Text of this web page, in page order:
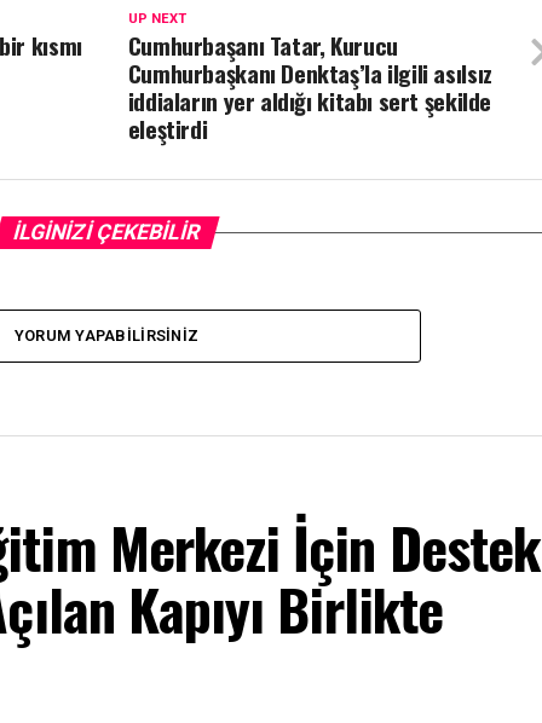
UP NEXT
Cumhurbaşanı Tatar, Kurucu
Cumhurbaşkanı Denktaş’la ilgili asılsız
iddiaların yer aldığı kitabı sert şekilde
eleştirdi
kısmı
İLGİNİZİ ÇEKEBİLİR
YORUM YAPABILIRSINIZ
Merkezi İçin Destek
Kapıyı Birlikte